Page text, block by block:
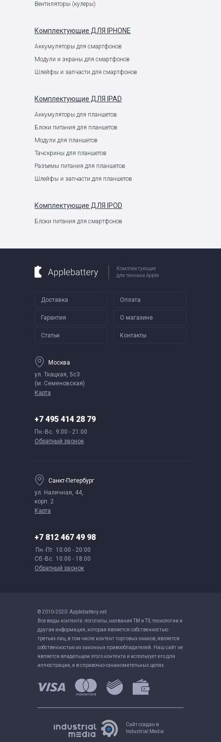
Вентиляторы (кулеры)
Комплектующие ДЛЯ IPHONE
Аккумуляторы для смартфонов
Модули и экраны для смартфонов
Шлейфы и запчасти для смартфонов
Комплектующие ДЛЯ IPAD
Аккумуляторы для планшетов
Блоки питания для планшетов
Модули для планшетов
Тачскрины для планшетов
Разъемы питания для планшетов
Шлейфы и запчасти для планшетов
Комплектующие ДЛЯ IPOD
Блоки питания для смартфонов
Комплектующие
для техники Apple
Доставка Оплата
Гарантия О магазине
Статьи Контакты
Москва
ул. Ткацкая, 5с3
(м. Семеновская)
Карта
+7 495 414 28 79
Пн.-Вс. 9:00 - 21:00
Обратный звонок
Санкт-Петербург
ул. Наличная, 44,
корп. 2
Карта
+7 812 467 49 98
Пн.-Пт. 10:00 - 20:00
Сб.-Вс. 10:00 - 18:00
Обратный звонок
© 2010-2020. Applebattery.net
Все виды контента: логотипы, названия ТМ и ТЗ, технологии и
другая информация, которая является собственностью
третьих лиц, в том числе контент торговых знаков, является
собственностью их законных правообладателей. Наш сайт не
является владельцем этого контента и использует его для
иллюстрации, и в справочно-ознакомительных целях.
Сайт создан в
Industrial Media